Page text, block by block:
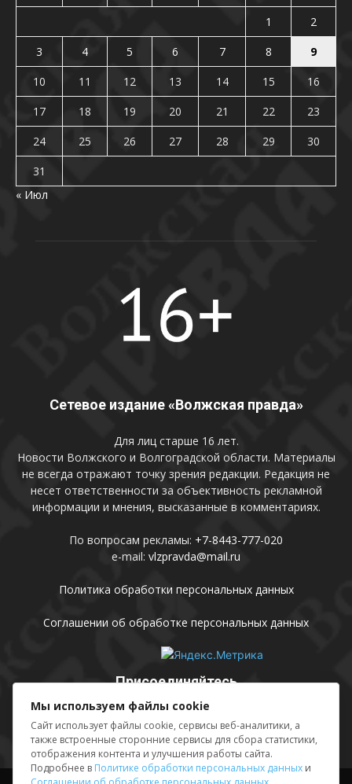
1
2
3
4 5 6 7 8
9
10
11 12 13 14 15
16
17
18 19 20 21 22
23
24
25 26 27 28 29
30
31
« Июл
Сетевое издание «Волжская правда»
Для лиц старше 16 лет.
Новости Волжского и Волгоградской области. Материалы
не всегда отражают точку зрения редакции. Редакция не
несет ответственности за объективность рекламной
информации и мнения, высказанные в комментариях.
По вопросам рекламы: +7-8443-777-020
e-mail: vlzpravda@mail.ru
Политика обработки персональных данных
Соглашении об обработке персональных данных
Присоединяйтесь
Мы используем файлы cookie
Сайт использует файлы cookie, сервисы веб-аналитики, а
также встроенные сторонние сервисы для сбора статистики,
отображения контента и улучшения работы сайта.
Подробнее в Политике обработки персональных данных и